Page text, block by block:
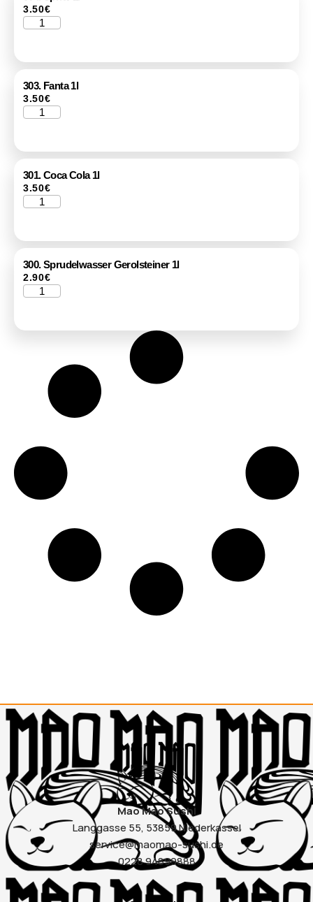
3.50€
303. Fanta 1l
3.50€
301. Coca Cola 1l
3.50€
300. Sprudelwasser Gerolsteiner 1l
2.90€
Mao Mao Sushi
Langgasse 55, 53859 Niederkassel
service@maomao-sushi.de
0228 94899888